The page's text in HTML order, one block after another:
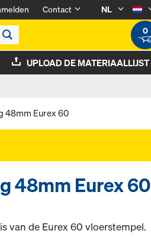
Contact
NL
0
UPLOAD DE MATERIAALLIJST
48mm Eurex 60
48mm Eurex 60
van de Eurex 60 vloerstempel.